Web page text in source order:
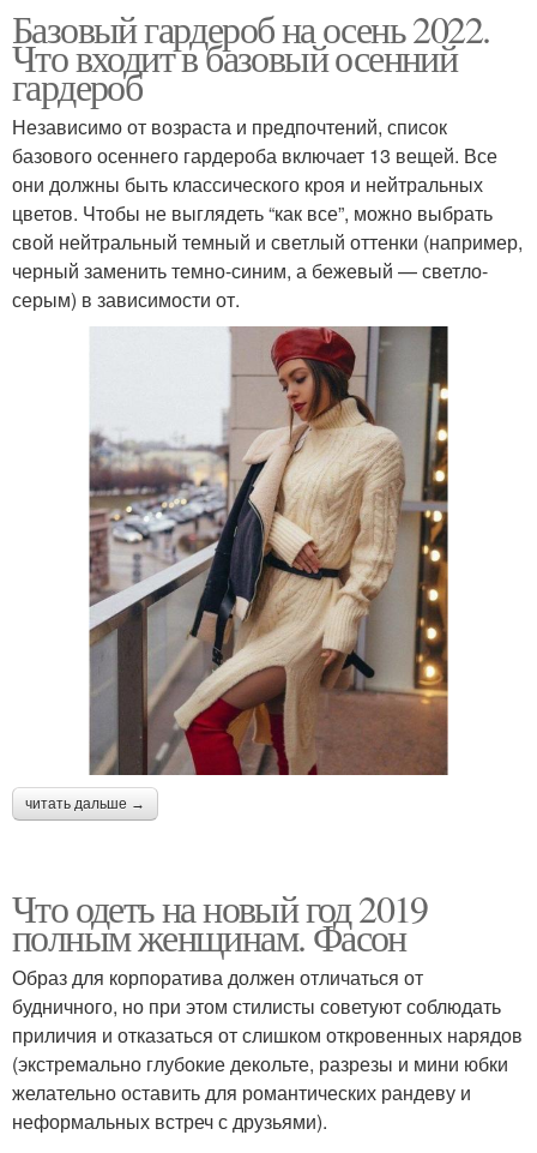
Базовый гардероб на осень 2022.
Что входит в базовый осенний
гардероб
Независимо от возраста и предпочтений, список
базового осеннего гардероба включает 13 вещей. Все
они должны быть классического кроя и нейтральных
цветов. Чтобы не выглядеть “как все”, можно выбрать
свой нейтральный темный и светлый оттенки (например,
черный заменить темно-синим, а бежевый — светло-
серым) в зависимости от.
читать дальше →
Что одеть на новый год 2019
полным женщинам. Фасон
Образ для корпоратива должен отличаться от
будничного, но при этом стилисты советуют соблюдать
приличия и отказаться от слишком откровенных нарядов
(экстремально глубокие декольте, разрезы и мини юбки
желательно оставить для романтических рандеву и
неформальных встреч с друзьями).